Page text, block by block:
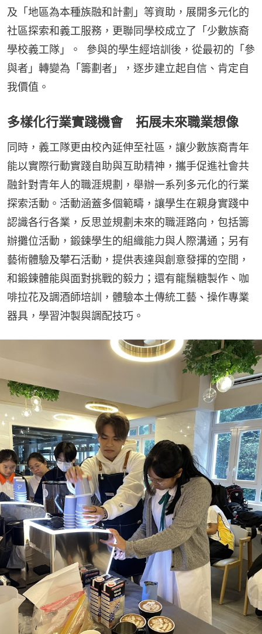
及「地區為本種族融和計劃」等資助，展開多元化的
社區探索和義工服務，更聯同學校成立了「少數族裔
學校義工隊」。  參與的學生經培訓後，從最初的「參
與者」轉變為「籌劃者」，逐步建立起自信、肯定自
我價值。
多樣化行業實踐機會 拓展未來職業想像
同時，義工隊更由校內延伸至社區，讓少數族裔青年
能以實際行動實踐自助與互助精神，攜手促進社會共
融針對青年人的職涯規劃，舉辦一系列多元化的行業
探索活動。活動涵蓋多個範疇，讓學生在親身實踐中
認識各行各業，反思並規劃未來的職涯路向，包括籌
辦攤位活動，鍛鍊學生的組織能力與人際溝通；另有
藝術體驗及攀石活動，提供表達與創意發揮的空間，
和鍛鍊體能與面對挑戰的毅力；還有龍鬚糖製作、咖
啡拉花及調酒師培訓，體驗本土傳統工藝、操作專業
器具，學習沖製與調配技巧。